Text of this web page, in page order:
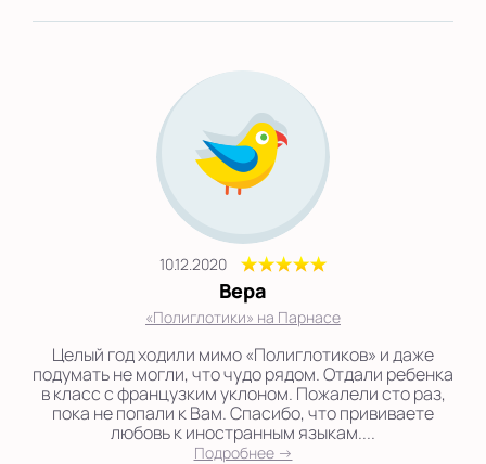
10.12.2020
Вера
«Полиглотики» на Парнасе
Целый год ходили мимо «Полиглотиков» и даже
подумать не могли, что чудо рядом. Отдали ребенка
в класс с французким уклоном. Пожалели сто раз,
пока не попали к Вам. Спасибо, что прививаете
любовь к иностранным языкам....
Подробнее →